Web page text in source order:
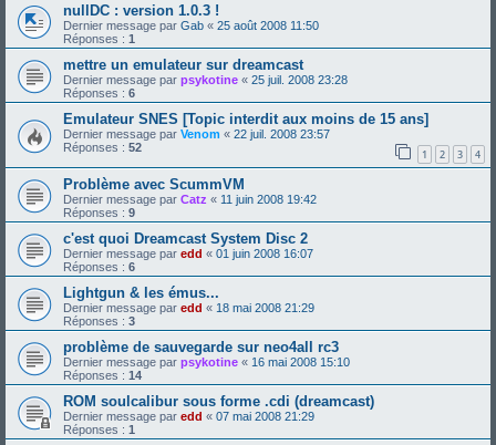
nullDC : version 1.0.3 !
Dernier message par Gab « 25 août 2008 11:50
Réponses : 1
mettre un emulateur sur dreamcast
Dernier message par psykotine « 25 juil. 2008 23:28
Réponses : 6
Emulateur SNES [Topic interdit aux moins de 15 ans]
Dernier message par Venom « 22 juil. 2008 23:57
Réponses : 52 1 2 3 4
Problème avec ScummVM
Dernier message par Catz « 11 juin 2008 19:42
Réponses : 9
c'est quoi Dreamcast System Disc 2
Dernier message par edd « 01 juin 2008 16:07
Réponses : 6
Lightgun & les émus...
Dernier message par edd « 18 mai 2008 21:29
Réponses : 3
problème de sauvegarde sur neo4all rc3
Dernier message par psykotine « 16 mai 2008 15:10
Réponses : 14
ROM soulcalibur sous forme .cdi (dreamcast)
Dernier message par edd « 07 mai 2008 21:29
Réponses : 1